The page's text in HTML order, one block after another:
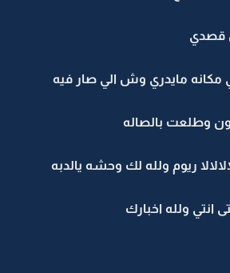
مايدري وش الي صار فيه
بالصاله
ريوم ولله لك وحشه يالدبه
ولله اخبارك